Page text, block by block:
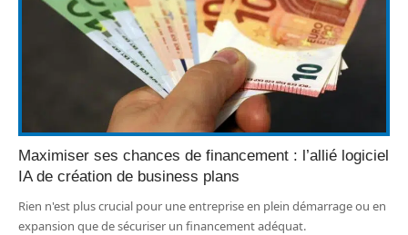
Maximiser ses chances de financement : l’allié logiciel
IA de création de business plans
Rien n'est plus crucial pour une entreprise en plein démarrage ou en
expansion que de sécuriser un financement adéquat.